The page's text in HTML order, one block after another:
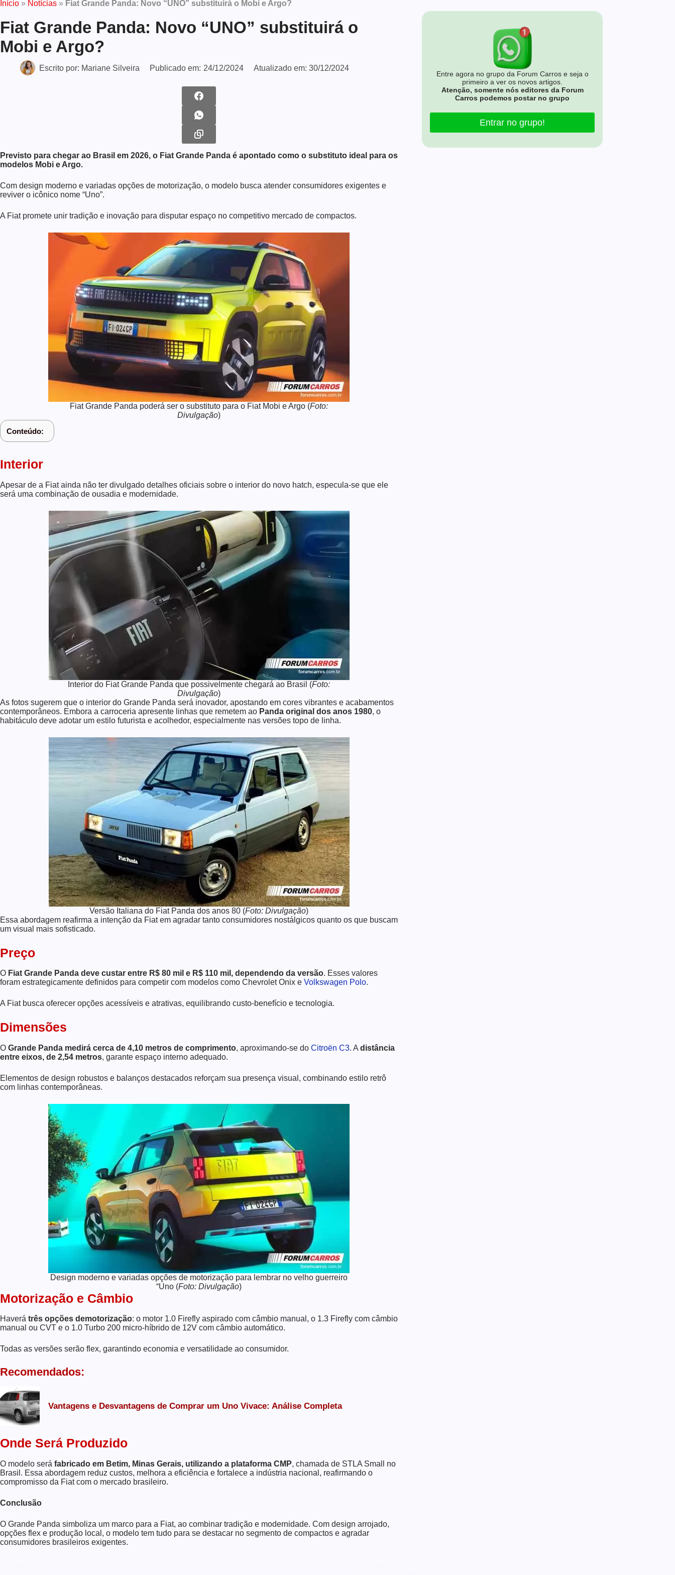
Início » Notícias » Fiat Grande Panda: Novo “UNO” substituirá o Mobi e Argo?
Fiat Grande Panda: Novo “UNO” substituirá o
Mobi e Argo?
Escrito por: Mariane Silveira Publicado em: 24/12/2024 Atualizado em: 30/12/2024
Previsto para chegar ao Brasil em 2026, o Fiat Grande Panda é apontado como o substituto ideal para os
modelos Mobi e Argo.
Com design moderno e variadas opções de motorização, o modelo busca atender consumidores exigentes e
reviver o icônico nome “Uno”.
A Fiat promete unir tradição e inovação para disputar espaço no competitivo mercado de compactos.
Fiat Grande Panda poderá ser o substituto para o Fiat Mobi e Argo (Foto:
Divulgação)
Conteúdo:
Interior
Apesar de a Fiat ainda não ter divulgado detalhes oficiais sobre o interior do novo hatch, especula-se que ele
será uma combinação de ousadia e modernidade.
Interior do Fiat Grande Panda que possivelmente chegará ao Brasil (Foto:
Divulgação)
As fotos sugerem que o interior do Grande Panda será inovador, apostando em cores vibrantes e acabamentos
contemporâneos. Embora a carroceria apresente linhas que remetem ao Panda original dos anos 1980, o
habitáculo deve adotar um estilo futurista e acolhedor, especialmente nas versões topo de linha.
Versão Italiana do Fiat Panda dos anos 80 (Foto: Divulgação)
Essa abordagem reafirma a intenção da Fiat em agradar tanto consumidores nostálgicos quanto os que buscam
um visual mais sofisticado.
Preço
O Fiat Grande Panda deve custar entre R$ 80 mil e R$ 110 mil, dependendo da versão. Esses valores
foram estrategicamente definidos para competir com modelos como Chevrolet Onix e Volkswagen Polo.
A Fiat busca oferecer opções acessíveis e atrativas, equilibrando custo-benefício e tecnologia.
Dimensões
O Grande Panda medirá cerca de 4,10 metros de comprimento, aproximando-se do Citroën C3. A distância
entre eixos, de 2,54 metros, garante espaço interno adequado.
Elementos de design robustos e balanços destacados reforçam sua presença visual, combinando estilo retrô
com linhas contemporâneas.
Design moderno e variadas opções de motorização para lembrar no velho guerreiro
“Uno (Foto: Divulgação)
Motorização e Câmbio
Haverá três opções demotorização: o motor 1.0 Firefly aspirado com câmbio manual, o 1.3 Firefly com câmbio
manual ou CVT e o 1.0 Turbo 200 micro-híbrido de 12V com câmbio automático.
Todas as versões serão flex, garantindo economia e versatilidade ao consumidor.
Recomendados:
Vantagens e Desvantagens de Comprar um Uno Vivace: Análise Completa
Onde Será Produzido
O modelo será fabricado em Betim, Minas Gerais, utilizando a plataforma CMP, chamada de STLA Small no
Brasil. Essa abordagem reduz custos, melhora a eficiência e fortalece a indústria nacional, reafirmando o
compromisso da Fiat com o mercado brasileiro.
Conclusão
O Grande Panda simboliza um marco para a Fiat, ao combinar tradição e modernidade. Com design arrojado,
opções flex e produção local, o modelo tem tudo para se destacar no segmento de compactos e agradar
consumidores brasileiros exigentes.
Entre agora no grupo da Forum Carros e seja o
primeiro a ver os novos artigos.
Atenção, somente nós editores da Forum
Carros podemos postar no grupo
Entrar no grupo!